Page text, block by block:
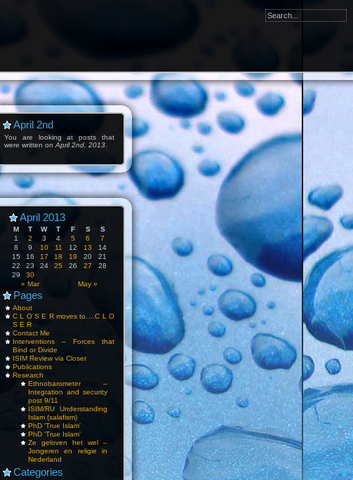
April 2nd
You are looking at posts that
were written on April 2nd, 2013
April 2013
M T W T F S S
« Mar May »
1 2 3 4 5 6
7
8
9 10 11 12 13
14
15
16 17 18 19 20
21
22
23 24 25 26 27
28
29
30
Pages
About
C L O S E R moves to….C L O
S E R
Contact Me
Interventions – Forces that
Bind or Divide
ISIM Review via Closer
Publications
Research
Ethnobarometer –
Integration and security
post 9/11
ISIM/RU Understanding
Islam (salafism)
PhD 'True Islam'
PhD ‘True Islam’
Ze geloven het wel –
Jongeren en religie in
Nederland
Categories